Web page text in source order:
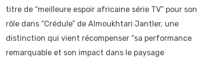
titre de “meilleure espoir africaine série TV” pour son
rôle dans “Crédule” de Almoukhtari Jantler, une
distinction qui vient récompenser “sa performance
remarquable et son impact dans le paysage